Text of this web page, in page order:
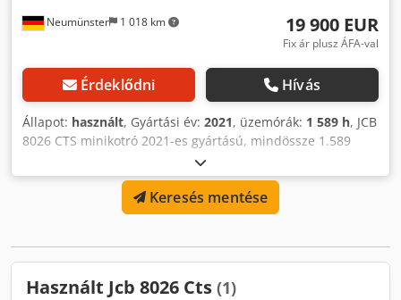
Neumünster 1 018 km 19 900 EUR
Fix ár plusz ÁFA-val
Érdeklődni Hívás
Állapot: használt, Gyártási év: 2021, üzemórák: 1 589 h, JCB
8026 CTS minikotró 2021-es gyártású, mindössze 1.589
üzemórával! ----* Gyártó: JCB * Típus: 8026 CTS * Gyártási
év: 2021 * Leolvasott üzemórák: kb. 1.589 * 3 darab kanál
tartozik hozzá * Üzemi tömeg: 2.867 kg * 18,9 kW * Jó
állapotban * Jó lánctalpak Dwsdpfx Aoy N It Repyoa *
19.900 euró, nettó + 19% ÁFA ---- További kérdés esetén
jellegű, a hibákért és az időközbeni eladás jogáért
Keresés mentése
Használt Jcb 8026 Cts (1)